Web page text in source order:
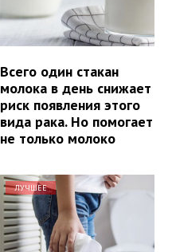
Всего один стакан
молока в день снижает
риск появления этого
вида рака. Но помогает
не только молоко
ЛУЧШЕЕ